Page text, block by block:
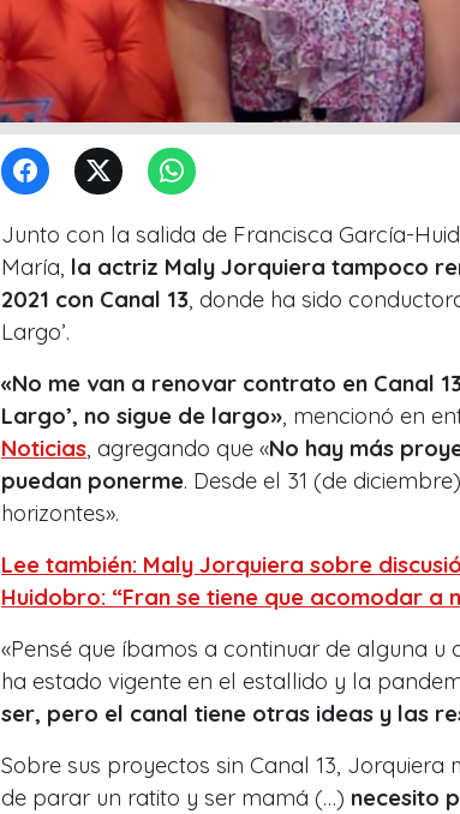
Junto con la salida de Francisca García-
María, la actriz Maly Jorquiera tampoco
2021 con Canal 13 , donde ha sido
Largo’.
«No me van a renovar contrato en Canal
Largo’, no sigue de largo» , mencionó en
Noticias , agregando que «No hay más
puedan ponerme. Desde el 31 (de
horizontes».
Lee también: Maly Jorquiera sobre
Huidobro: “Fran se tiene que acomodar a
«Pensé que íbamos a continuar de alguna
ha estado vigente en el estallido y la
ser, pero el canal tiene otras ideas y las
Sobre sus proyectos sin Canal 13, Jorquiera
de parar un ratito y ser mamá (…) necesito